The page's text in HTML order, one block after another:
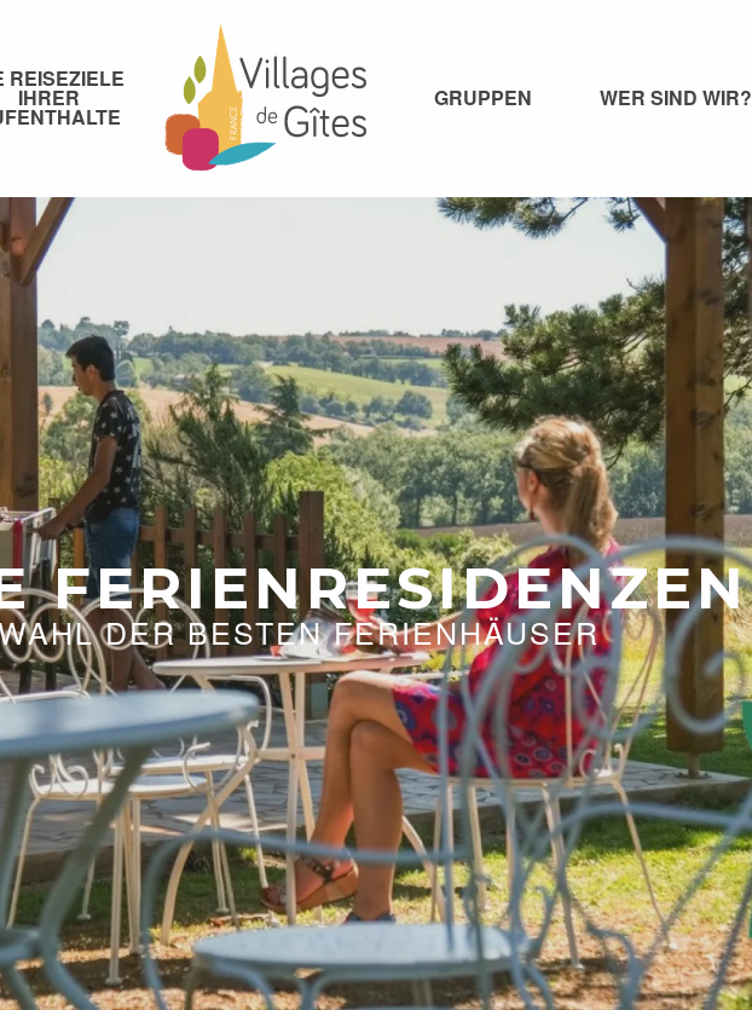
REISEZIELE
IHRER GRUPPEN WER SIND WIR?
FERIENRESIDENZEN
DER BESTEN FERIENHÄUSER